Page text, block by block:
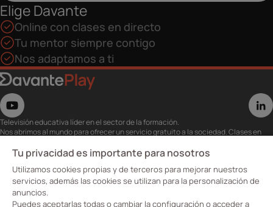
Elige Davante
Online con clases en directo
Tu mentor siempre contigo
Nos adaptamos a ti
Televisión educativa líder en el sector de la formación.
Nos abrimos al mundo para ofrecer un servicio gratuito a la sociedad. Clases en
eventos, masterclass y recursos para estudiantes…
Utiliza esta plataforma para tu formación ya seas opositor o estés formándote
para conseguir o mejorar tu empleo.
Te invitamos a conocer nuestro contenido a la carta para ver cuándo y dónde
quieras.
Davante Play. #FormaciónEnAbierto
Tu privacidad es importante para nosotros
Utilizamos cookies propias y de terceros para mejorar nuestros
servicios, además las cookies se utilizan para la personalización de
anuncios.
Puedes aceptarlas todas o cambiar la configuración o acceder a